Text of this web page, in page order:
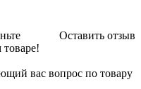
Оставить отзыв
вас вопрос по товару